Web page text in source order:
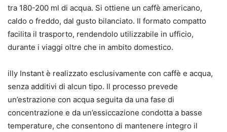
tra 180-200 ml di acqua. Si ottiene un caffè americano,
caldo o freddo, dal gusto bilanciato. Il formato compatto
facilita il trasporto, rendendolo utilizzabile in ufficio,
durante i viaggi oltre che in ambito domestico.
illy Instant è realizzato esclusivamente con caffè e acqua,
senza additivi di alcun tipo. Il processo prevede
un’estrazione con acqua seguita da una fase di
concentrazione e da un’essiccazione condotta a basse
temperature, che consentono di mantenere integro il